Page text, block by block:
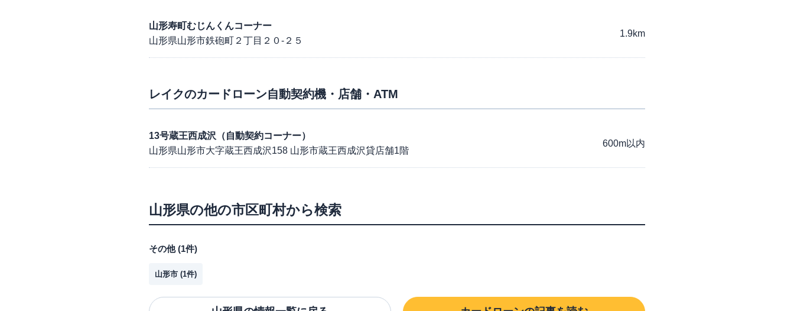
山形寿町むじんくんコーナー
山形県山形市鉄砲町２丁目２０-２５
1.9km
レイクのカードローン自動契約機・店舗・ATM
13号蔵王西成沢（自動契約コーナー）
山形県山形市大字蔵王西成沢158 山形市蔵王西成沢貸店舗1階
600m以内
山形県の他の市区町村から検索
その他(1件)
山形市 (1件)